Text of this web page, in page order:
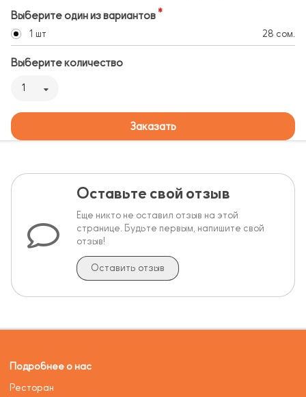
Выберите один из вариантов
1 шт 28 сом.
Выберите количество
1
Заказать
Оставьте свой отзыв
Еще никто не оставил отзыв на этой
странице. Будьте первым, напишите свой
отзыв!
Оставить отзыв
Подробнее о нас
Ресторан